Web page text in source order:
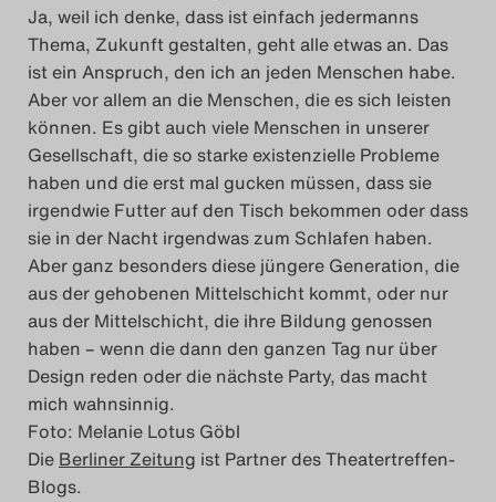
Ja, weil ich denke, dass ist einfach jedermanns
Thema, Zukunft gestalten, geht alle etwas an. Das
ist ein Anspruch, den ich an jeden Menschen habe.
Aber vor allem an die Menschen, die es sich leisten
können. Es gibt auch viele Menschen in unserer
Gesellschaft, die so starke existenzielle Probleme
haben und die erst mal gucken müssen, dass sie
irgendwie Futter auf den Tisch bekommen oder dass
sie in der Nacht irgendwas zum Schlafen haben.
Aber ganz besonders diese jüngere Generation, die
aus der gehobenen Mittelschicht kommt, oder nur
aus der Mittelschicht, die ihre Bildung genossen
haben – wenn die dann den ganzen Tag nur über
Design reden oder die nächste Party, das macht
mich wahnsinnig.
Foto: Melanie Lotus Göbl
Die Berliner Zeitung ist Partner des Theatertreffen-
Blogs.